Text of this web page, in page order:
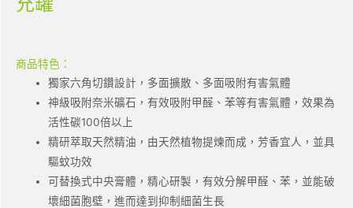
商品特色：
獨家六角切鑽設計，多面擴散、多面吸附有害氣體
神級吸附奈米礦石，有效吸附甲醛、苯等有害氣體，效果為
活性碳100倍以上
精研萃取天然精油，由天然植物提煉而成，芳香宜人，並具
驅蚊功效
可替換式中央膏體，精心研製，有效分解甲醛、苯，並能破
壞細菌胞壁，進而達到抑制細菌生長